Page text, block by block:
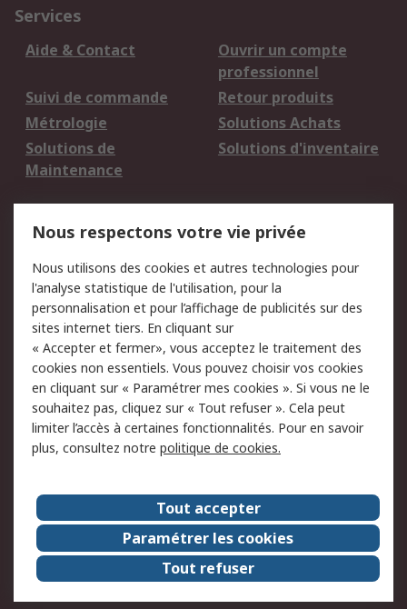
Services
Aide & Contact
Ouvrir un compte
professionnel
Suivi de commande
Retour produits
Métrologie
Solutions Achats
Solutions de
Maintenance
Solutions d'inventaire
du site
Politique de protection
des données - Mise à
jour
Sécurité des E-mails
Conditions générales
de vente
Politique anti-
corruption
Campagnes marketing
A propos de RS
A propos de RS France
Evénements
Le groupe RS Group Plc
Presse
RS dans le monde
Démarche RSE
Nous rejoindre
RS Particuliers
Nous respectons votre vie privée
Nous utilisons des cookies et autres technologies pour
l'analyse statistique de l'utilisation, pour la
personnalisation et pour l’affichage de publicités sur des
sites internet tiers. En cliquant sur
« Accepter et fermer», vous acceptez le traitement des
cookies non essentiels. Vous pouvez choisir vos cookies
en cliquant sur « Paramétrer mes cookies ». Si vous ne le
souhaitez pas, cliquez sur « Tout refuser ». Cela peut
limiter l’accès à certaines fonctionnalités. Pour en savoir
plus, consultez notre politique de cookies.
Tout accepter
Paramétrer les cookies
Tout refuser